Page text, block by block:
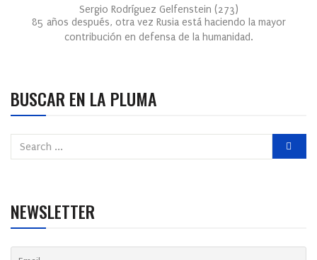
Sergio Rodríguez Gelfenstein (273)
85 años después, otra vez Rusia está haciendo la mayor
contribución en defensa de la humanidad.
BUSCAR EN LA PLUMA
NEWSLETTER